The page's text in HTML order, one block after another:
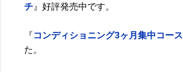
チ 』好評発売中です。
『コンディショニング3ヶ月集中コース
た。